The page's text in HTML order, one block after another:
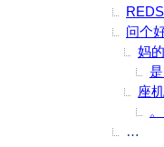
问个
妈
座
美国